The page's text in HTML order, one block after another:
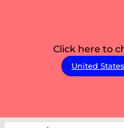
Click here to
United States